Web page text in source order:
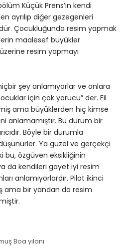
Küçük Prens’in kendi
ayrılıp diğer gezegenleri
Çocukluğunda resim yapmak
maalesef büyükler
resim yapmayı
şey anlamıyorlar ve onlara
için çok yorucu” der. Fil
ama büyüklerden hiç kimse
anlamamıştır. Bu durum bir
Böyle bir durumla
Ya güzel ve gerçekçi
bu, özgüven eksikliğinin
da kendileri gayet iyi resim
anlamıyorlardır. Pilot ikinci
ama bir yandan da resim
Boa yılanı